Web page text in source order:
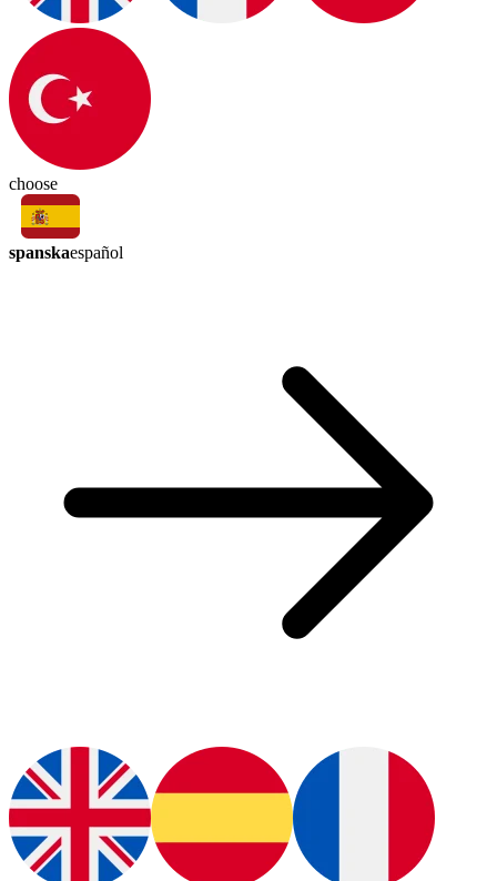
choose
spanskaespañol